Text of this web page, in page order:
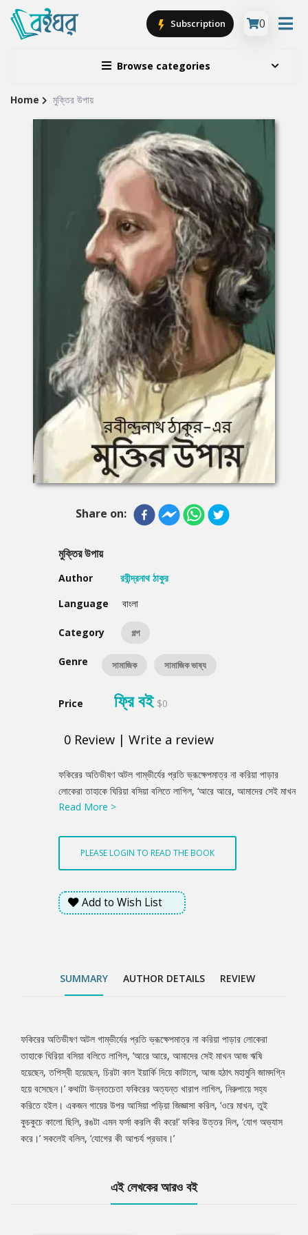
Browse categories
Subscription 0
Site
Home মুক্তির উপায়
Share on:
মুক্তির উপায়
Author
রবীন্দ্রনাথ ঠাকুর
Language
বাংলা
Category গল্প
Genre সামাজিক সামাজিক ভাষ্য
Price ফ্রি বই $0
0 Review | Write a review
Product
Summery
ফকিরের অতিভীষণ অটল গাম্ভীর্যের প্রতি ভ্রূক্ষেপমাত্র না করিয়া পাড়ার
লোকেরা তাহাকে ঘিরিয়া বসিয়া বলিতে লাগিল, ‘আরে আরে, আমাদের সেই মাখন
আজ ঋষি হয়েছেন, তপিস্বী হয়েছেন, চিরটা কাল ইয়ার্কি দিয়ে কাটালে, আজ
খারাপ লাগিল, নিরুপায়ে সহ্য করিতে হইল। একজন গায়ের উপর আসিয়া পড়িয়া
জিজ্ঞাসা করিল, ‘ওরে মাখন, তুই কুচকুচে কালো ছিলি, রঙটা এমন ফর্সা করলি কী
করে!’ ফকির উত্তর দিল, ‘যোগ অভ্যাস করে।’ সকলেই বলিল, ‘যোগের কী
আশ্চর্য প্রভাব।’
Read More >
PLEASE LOGIN TO READ THE BOOK
Add to Wish List
SUMMARY AUTHOR DETAILS REVIEW
Tab
Article
ফকিরের অতিভীষণ অটল গাম্ভীর্যের প্রতি ভ্রূক্ষেপমাত্র না করিয়া পাড়ার লোকেরা
তাহাকে ঘিরিয়া বসিয়া বলিতে লাগিল, ‘আরে আরে, আমাদের সেই মাখন আজ ঋষি
হয়েছেন, তপিস্বী হয়েছেন, চিরটা কাল ইয়ার্কি দিয়ে কাটালে, আজ হঠাৎ মহামুনি জামদগ্নি
হয়ে বসেছেন।’ কথাটা উন্নতচেতা ফকিরের অত্যন্ত খারাপ লাগিল, নিরুপায়ে সহ্য
করিতে হইল। একজন গায়ের উপর আসিয়া পড়িয়া জিজ্ঞাসা করিল, ‘ওরে মাখন, তুই
কুচকুচে কালো ছিলি, রঙটা এমন ফর্সা করলি কী করে!’ ফকির উত্তর দিল, ‘যোগ অভ্যাস
করে।’ সকলেই বলিল, ‘যোগের কী আশ্চর্য প্রভাব।’
এই লেখকের আরও বই